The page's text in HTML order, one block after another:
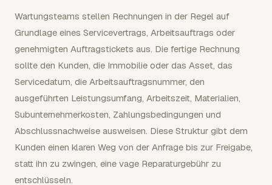
Wartungsteams stellen Rechnungen in der Regel auf
Grundlage eines Servicevertrags, Arbeitsauftrags oder
genehmigten Auftragstickets aus. Die fertige Rechnung
sollte den Kunden, die Immobilie oder das Asset, das
Servicedatum, die Arbeitsauftragsnummer, den
ausgeführten Leistungsumfang, Arbeitszeit, Materialien,
Subunternehmerkosten, Zahlungsbedingungen und
Abschlussnachweise ausweisen. Diese Struktur gibt dem
Kunden einen klaren Weg von der Anfrage bis zur Freigabe,
statt ihn zu zwingen, eine vage Reparaturgebühr zu
entschlüsseln.